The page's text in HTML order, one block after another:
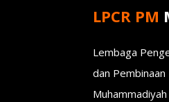
LPCR PM
Lembaga
dan
Muhammadiyah